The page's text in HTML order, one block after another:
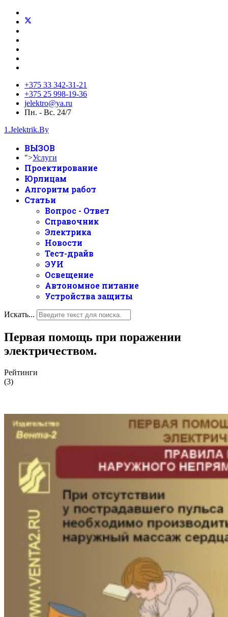
+375 33 342-31-21
+375 25 998-19-36
jelektro@ya.ru
Пн. - Вс. 24/7
1.Jelektrik.By
ВЫЗОВ
">Услуги
Проектирование
Юрлицам
Алгоритм работ
Статьи
Вопрос - Ответ
Справочник
Электрика
Новости
Тест-драйв
ЭУИ
Освещение
Автономное питание
Устройства защиты
Искать...
Первая помощь при поражении
электричеством.
Рейтинги
(3)